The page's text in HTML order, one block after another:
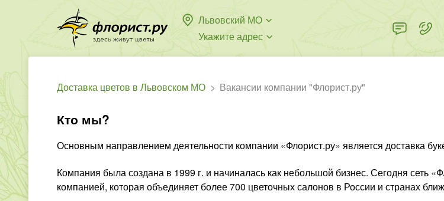
Львовский МО
Укажите адрес
Доставка цветов в Львовском МО Вакансии компании "Флорист.ру"
Кто мы?
Основным направлением деятельности компании «Флорист.ру» является доставка
Компания была создана в 1999 г. и начиналась как небольшой бизнес. Сегодня сеть
компанией, которая объединяет более 700 цветочных салонов в России и странах